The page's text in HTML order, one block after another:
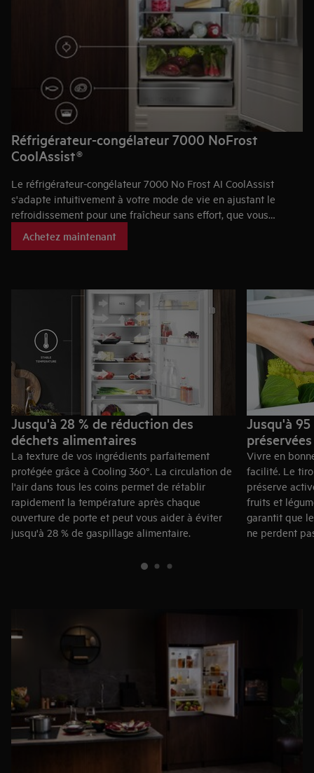
Réfrigérateur-congélateur 7000 NoFrost
CoolAssist®​
Le réfrigérateur-congélateur 7000 No Frost AI CoolAssist
s'adapte intuitivement à votre mode de vie en ajustant le
refroidissement pour une fraîcheur sans effort, que vous
technologie No Frost empêche l'accumulation de glace, vous
Achetez maintenant
Jusqu'à 28 % de réduction des
déchets alimentaires
La texture de vos ingrédients parfaitement
protégée grâce à Cooling 360°. La circulation de
l'air dans tous les coins permet de rétablir
rapidement la température après chaque
ouverture de porte et peut vous aider à éviter
jusqu'à 28 % de gaspillage alimentaire.
Jusqu'à
préservées
Vivre en
facilité. Le
préserve
fruits et
garantit que
ne perdent